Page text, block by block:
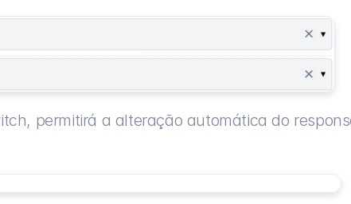
permitirá a alteração automática do